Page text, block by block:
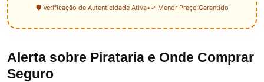
🛡️ Verificação de Autenticidade Ativa•✓ Menor Preço Garantido
Alerta sobre Pirataria e Onde Comprar
Seguro